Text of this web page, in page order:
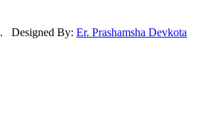
. Designed By: Er. Prashamsha Devkota